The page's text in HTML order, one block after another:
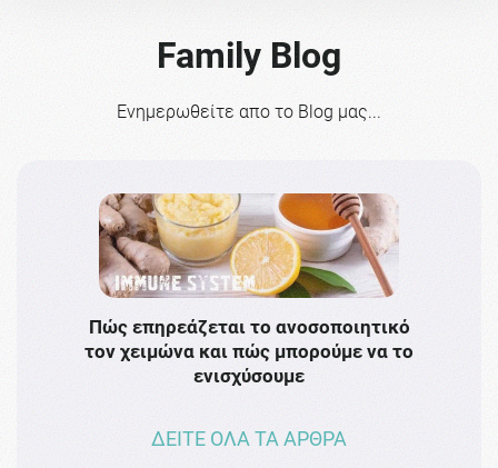
Family Blog
Ενημερωθείτε απο το Blog μας...
Πώς επηρεάζεται το ανοσοποιητικό
τον χειμώνα και πώς μπορούμε να το
ενισχύσουμε
ΔΕΙΤΕ ΟΛΑ ΤΑ ΑΡΘΡΑ